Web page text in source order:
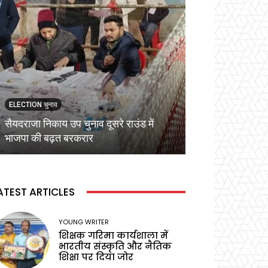
ELECTION चुनाव
सैयदराजा निकाय उप चुनाव दूसरे राउंड में
भाजपा की बढ़त बरकरार
ARTICLES
YOUNG WRITER
शिक्षक गरिमा कार्यशाला में
भारतीय संस्कृति और नैतिक
शिक्षा पर दिया जोर